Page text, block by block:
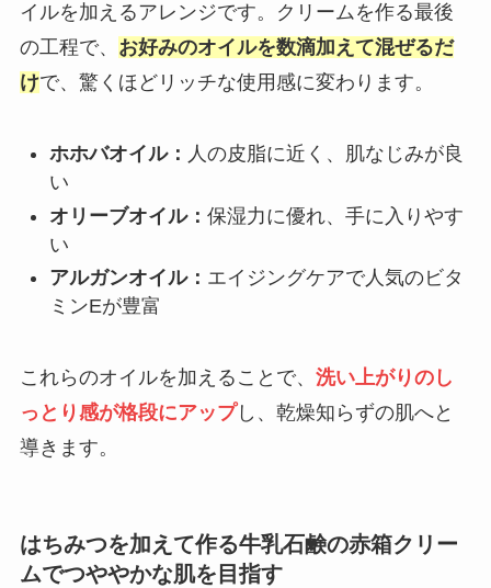
イルを加えるアレンジです。クリームを作る最後
の工程で、 お好みのオイルを数滴加えて混ぜるだ
けで、驚くほどリッチな使用感に変わります。
ホホバオイル： 人の皮脂に近く、肌なじみが良
い
オリーブオイル： 保湿力に優れ、手に入りやす
い
アルガンオイル： エイジングケアで人気のビタ
ミンEが豊富
これらのオイルを加えることで、 洗い上がりのし
っとり感が格段にアップし、乾燥知らずの肌へと
導きます。
はちみつを加えて作る牛乳石鹸の赤箱クリー
ムでつややかな肌を目指す